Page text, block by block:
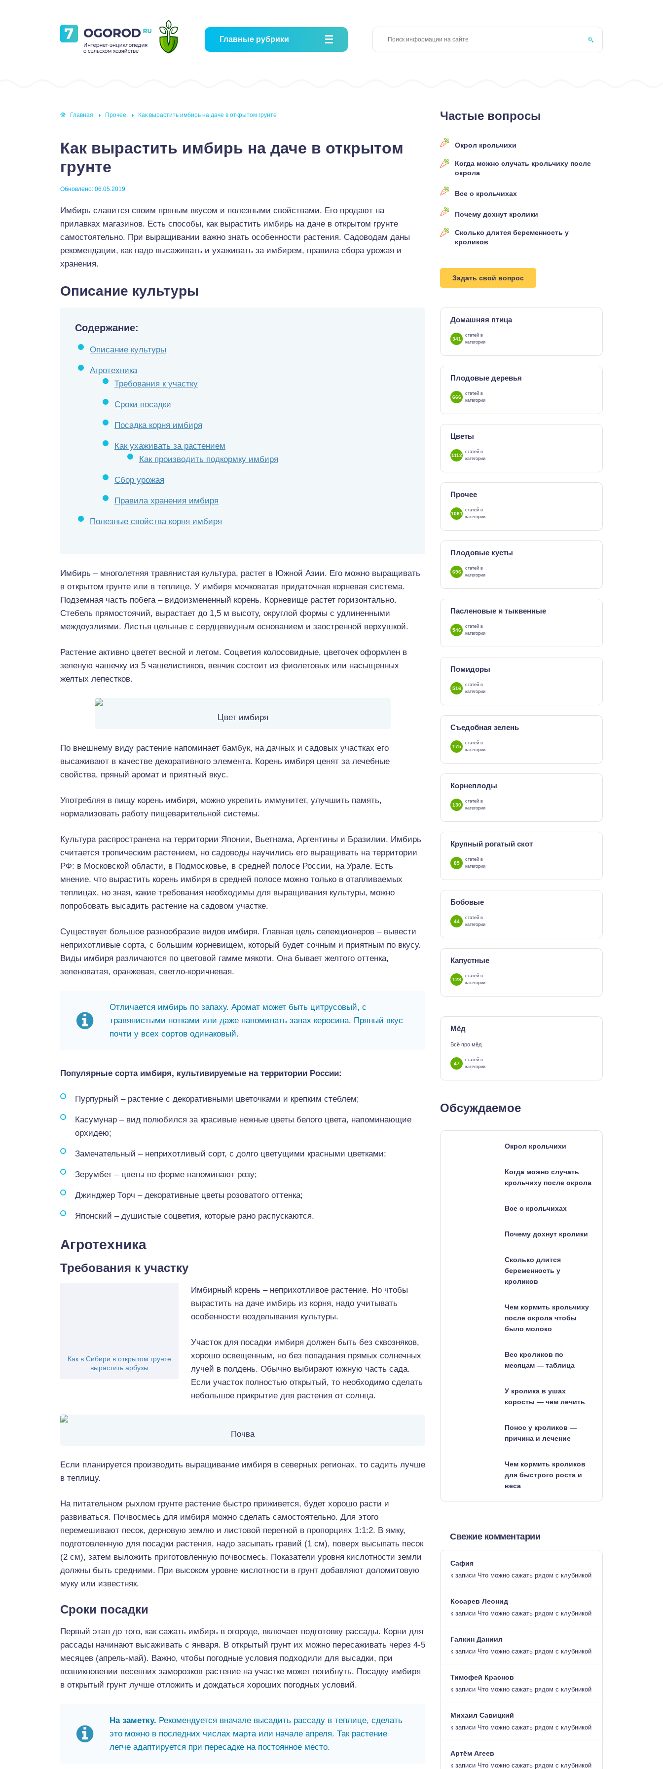
Главные рубрики
Главная Прочее Как вырастить имбирь на даче в открытом грунте
Как вырастить имбирь на даче в открытом
грунте
Обновлено: 06.05.2019
Имбирь славится своим пряным вкусом и полезными свойствами. Его продают на
прилавках магазинов. Есть способы, как вырастить имбирь на даче в открытом грунте
самостоятельно. При выращивании важно знать особенности растения. Садоводам даны
рекомендации, как надо высаживать и ухаживать за имбирем, правила сбора урожая и
хранения.
Описание культуры
Содержание:
Описание культуры
Агротехника
Требования к участку
Сроки посадки
Посадка корня имбиря
Как ухаживать за растением
Как производить подкормку имбиря
Сбор урожая
Правила хранения имбиря
Полезные свойства корня имбиря
Имбирь – многолетняя травянистая культура, растет в Южной Азии. Его можно выращивать
в открытом грунте или в теплице. У имбиря мочковатая придаточная корневая система.
Подземная часть побега – видоизмененный корень. Корневище растет горизонтально.
Стебель прямостоячий, вырастает до 1,5 м высоту, округлой формы с удлиненными
междоузлиями. Листья цельные с сердцевидным основанием и заостренной верхушкой.
Растение активно цветет весной и летом. Соцветия колосовидные, цветочек оформлен в
зеленую чашечку из 5 чашелистиков, венчик состоит из фиолетовых или насыщенных
желтых лепестков.
Цвет имбиря
По внешнему виду растение напоминает бамбук, на дачных и садовых участках его
высаживают в качестве декоративного элемента. Корень имбиря ценят за лечебные
свойства, пряный аромат и приятный вкус.
Употребляя в пищу корень имбиря, можно укрепить иммунитет, улучшить память,
нормализовать работу пищеварительной системы.
Культура распространена на территории Японии, Вьетнама, Аргентины и Бразилии. Имбирь
считается тропическим растением, но садоводы научились его выращивать на территории
РФ: в Московской области, в Подмосковье, в средней полосе России, на Урале. Есть
мнение, что вырастить корень имбиря в средней полосе можно только в отапливаемых
теплицах, но зная, какие требования необходимы для выращивания культуры, можно
попробовать высадить растение на садовом участке.
Существует большое разнообразие видов имбиря. Главная цель селекционеров – вывести
неприхотливые сорта, с большим корневищем, который будет сочным и приятным по вкусу.
Виды имбиря различаются по цветовой гамме мякоти. Она бывает желтого оттенка,
зеленоватая, оранжевая, светло-коричневая.
Отличается имбирь по запаху. Аромат может быть цитрусовый, с
травянистыми нотками или даже напоминать запах керосина. Пряный вкус
почти у всех сортов одинаковый.
Популярные сорта имбиря, культивируемые на территории России:
Пурпурный – растение с декоративными цветочками и крепким стеблем;
Касумунар – вид полюбился за красивые нежные цветы белого цвета, напоминающие
орхидею;
Замечательный – неприхотливый сорт, с долго цветущими красными цветками;
Зерумбет – цветы по форме напоминают розу;
Джинджер Торч – декоративные цветы розоватого оттенка;
Японский – душистые соцветия, которые рано распускаются.
Агротехника
Требования к участку
Как в Сибири в открытом грунте
вырастить арбузы
Имбирный корень – неприхотливое растение. Но чтобы
вырастить на даче имбирь из корня, надо учитывать
особенности возделывания культуры.
Участок для посадки имбиря должен быть без сквозняков,
хорошо освещенным, но без попадания прямых солнечных
лучей в полдень. Обычно выбирают южную часть сада.
Если участок полностью открытый, то необходимо сделать
небольшое прикрытие для растения от солнца.
Почва
Если планируется производить выращивание имбиря в северных регионах, то садить лучше
в теплицу.
На питательном рыхлом грунте растение быстро приживется, будет хорошо расти и
развиваться. Почвосмесь для имбиря можно сделать самостоятельно. Для этого
перемешивают песок, дерновую землю и листовой перегной в пропорциях 1:1:2. В ямку,
подготовленную для посадки растения, надо засыпать гравий (1 см), поверх высыпать песок
(2 см), затем выложить приготовленную почвосмесь. Показатели уровня кислотности земли
должны быть средними. При высоком уровне кислотности в грунт добавляют доломитовую
муку или известняк.
Сроки посадки
Первый этап до того, как сажать имбирь в огороде, включает подготовку рассады. Корни для
рассады начинают высаживать с января. В открытый грунт их можно пересаживать через 4-5
месяцев (апрель-май). Важно, чтобы погодные условия подходили для высадки, при
возникновении весенних заморозков растение на участке может погибнуть. Посадку имбиря
в открытый грунт лучше отложить и дождаться хороших погодных условий.
На заметку. Рекомендуется вначале высадить рассаду в теплице, сделать
это можно в последних числах марта или начале апреля. Так растение
легче адаптируется при пересадке на постоянное место.
Частые вопросы
Окрол крольчихи
Когда можно случать крольчиху после
окрола
Все о крольчихах
Почему дохнут кролики
Сколько длится беременность у
кроликов
Задать свой вопрос
Домашняя птица
341
статей в
категории
Плодовые деревья
666
статей в
категории
Цветы
1112
статей в
категории
Прочее
1061
статей в
категории
Плодовые кусты
696
статей в
категории
Пасленовые и тыквенные
546
статей в
категории
Помидоры
516
статей в
категории
Съедобная зелень
175
статей в
категории
Корнеплоды
130
статей в
категории
Крупный рогатый скот
85
статей в
категории
Бобовые
44
статей в
категории
Капустные
128
статей в
категории
Мёд
Всё про мёд
47
статей в
категории
Обсуждаемое
Окрол крольчихи
Когда можно случать
крольчиху после окрола
Все о крольчихах
Почему дохнут кролики
Сколько длится
беременность у
кроликов
Чем кормить крольчиху
после окрола чтобы
было молоко
Вес кроликов по
месяцам — таблица
У кролика в ушах
коросты — чем лечить
Понос у кроликов —
причина и лечение
Чем кормить кроликов
для быстрого роста и
веса
Свежие комментарии
Сафия
к записи Что можно сажать рядом с клубникой
Косарев Леонид
к записи Что можно сажать рядом с клубникой
Галкин Даниил
к записи Что можно сажать рядом с клубникой
Тимофей Краснов
к записи Что можно сажать рядом с клубникой
Михаил Савицкий
к записи Что можно сажать рядом с клубникой
Артём Агеев
к записи Что можно сажать рядом с клубникой